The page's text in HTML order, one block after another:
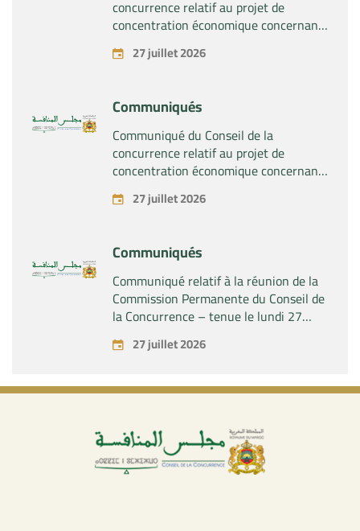
concurrence relatif au projet de
concentration économique concernant
la prise du contrôle exclusif par la
société « Plastika Kritis SA » de la
27 juillet 2026
Communiqués
Communiqué du Conseil de la
concurrence relatif au projet de
concentration économique concernant
la prise par la société « Fives SAS » du
contrôle exclusif de la société « Aries
27 juillet 2026
Communiqués
Communiqué relatif à la réunion de la
Commission Permanente du Conseil de
la Concurrence – tenue le lundi 27
juillet 2026
27 juillet 2026